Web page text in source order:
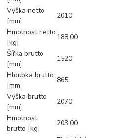
Výška netto
[mm]
2010
Hmotnost netto
[kg]
188.00
Šířka brutto
[mm]
1520
Hloubka brutto
[mm]
865
Výška brutto
[mm]
2070
Hmotnost
brutto [kg]
203.00